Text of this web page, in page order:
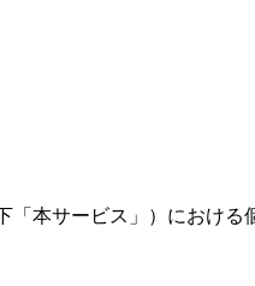
本サービス」）におけ